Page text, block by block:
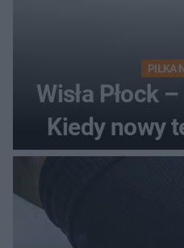
PIŁKA
Wisła Płock
Kiedy nowy